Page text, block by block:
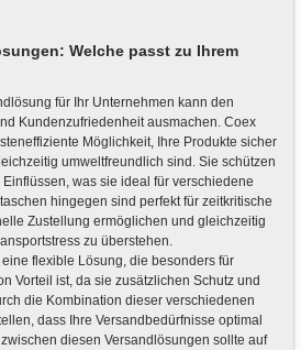
Welche passt zu Ihrem
für Ihr Unternehmen kann den
Kundenzufriedenheit ausmachen. Coex
Möglichkeit, Ihre Produkte sicher
umweltfreundlich sind. Sie schützen
was sie ideal für verschiedene
hingegen sind perfekt für zeitkritische
Zustellung ermöglichen und gleichzeitig
zu überstehen.
flexible Lösung, die besonders für
Vorteil ist, da sie zusätzlichen Schutz und
die Kombination dieser verschiedenen
dass Ihre Versandbedürfnisse optimal
diesen Versandlösungen sollte auf